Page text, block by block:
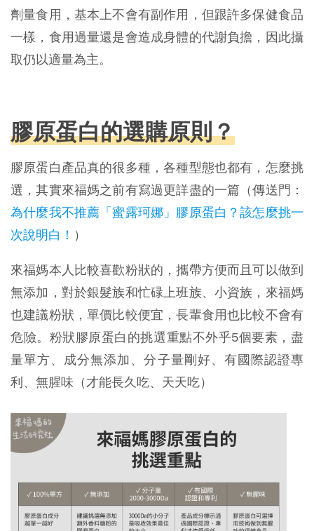
劑量食用，基本上不會有副作用，但跟許多保健食品
一樣，食用過量還是會造成身體的代謝負擔，因此攝
取仍以適量為主。
膠原蛋白的選購原則？
膠原蛋白產品真的很多種，各種型態也都有，怎麼挑
選，其實來福媽之前有寫過更詳盡的一篇（傳送門：
為什麼我不推薦「蜜露珂娜」膠原蛋白？該怎麼挑一
次說明白！ ）
來福媽本人比較喜歡粉狀的，攜帶方便而且可以做到
無添加，對於銀髮族和忙碌上班族、小資族，來福媽
也建議粉狀，單價比較便宜，長輩食用也比較不會有
危險。粉狀膠原蛋白的挑選重點不外乎5個要素，盡
量單方、成分無添加、分子量剛好、有國際認證專
利、無腥味（才能長久吃、天天吃）